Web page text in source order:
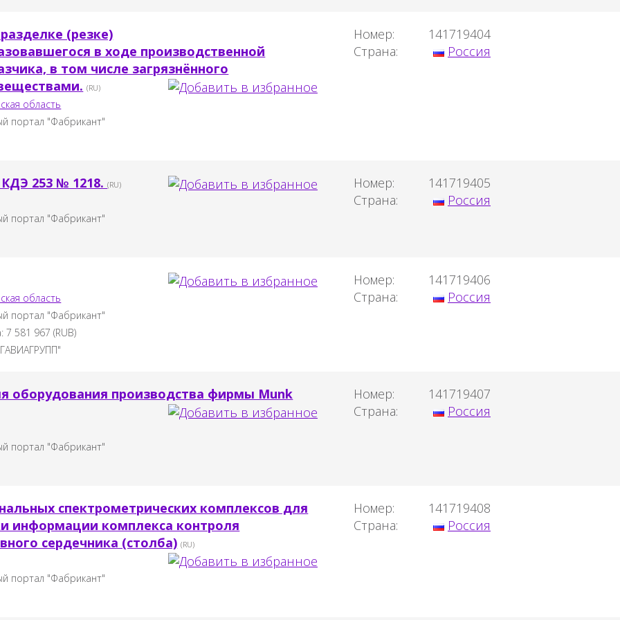
(резке)
в ходе производственной
в том числе загрязнённого
(RU)
область
портал "Фабрикант"
Номер:
141719404
Страна:
Россия
253 № 1218.(RU)
портал "Фабрикант"
Номер:
141719405
Страна:
Россия
область
портал "Фабрикант"
7 581 967 (RUB)
Номер:
141719406
Страна:
Россия
оборудования производства фирмы Munk
портал "Фабрикант"
Номер:
141719407
Страна:
Россия
спектрометрических комплексов для
информации комплекса контроля
сердечника (столба) (RU)
портал "Фабрикант"
Номер:
141719408
Страна:
Россия